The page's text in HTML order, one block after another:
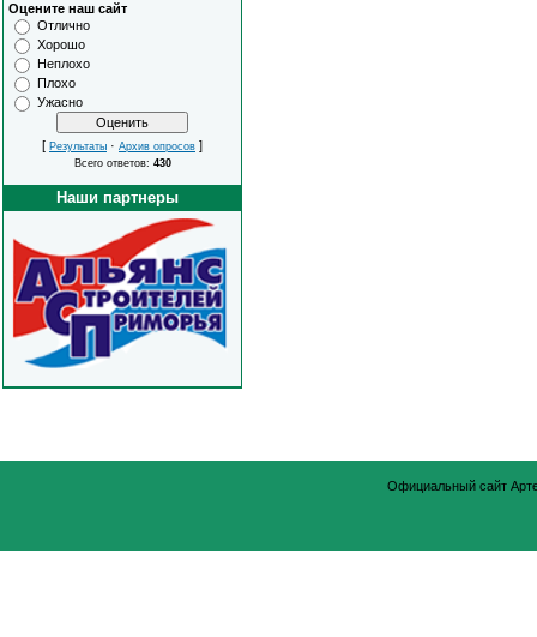
Оцените наш сайт
Отлично
Хорошо
Неплохо
Плохо
Ужасно
[ Результаты · Архив опросов ]
Всего ответов: 430
Наши партнеры
Официальный сайт